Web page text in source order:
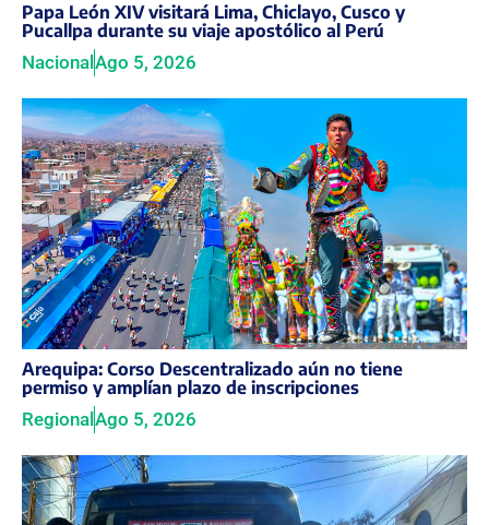
Papa León XIV visitará Lima, Chiclayo, Cusco y
Pucallpa durante su viaje apostólico al Perú
Nacional Ago 5, 2026
Arequipa: Corso Descentralizado aún no tiene
permiso y amplían plazo de inscripciones
RegionalAgo 5, 2026